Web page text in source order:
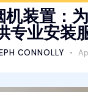
机装置：
专业安装
CONNOLLY